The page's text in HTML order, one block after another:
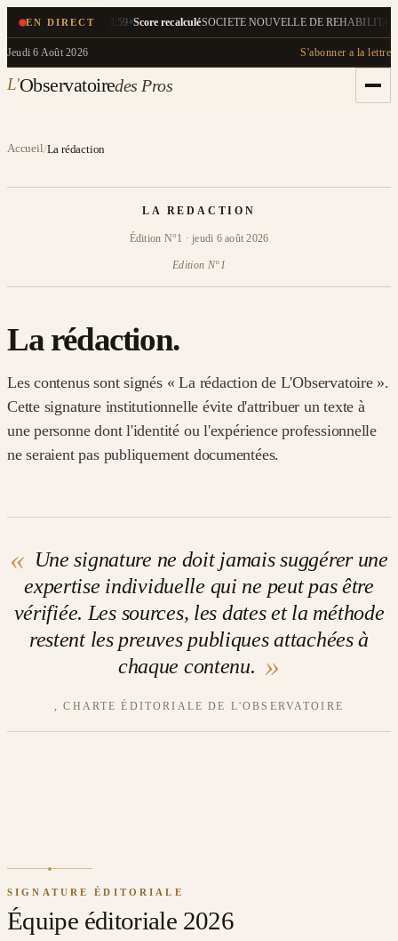
EN DIRECT
8.3/10 08:59 Score recalculé·SOCIETE NOUVELLE DE REHABILITATION
Jeudi 6 Août 2026 S'abonner a la lettre
L'Observatoiredes Pros
Accueil/La rédaction
LA REDACTION
Édition N°1 · jeudi 6 août 2026
Edition N°1
La rédaction.
Les contenus sont signés « La rédaction de L'Observatoire ».
Cette signature institutionnelle évite d'attribuer un texte à
une personne dont l'identité ou l'expérience professionnelle
ne seraient pas publiquement documentées.
« Une signature ne doit jamais suggérer une
expertise individuelle qui ne peut pas être
vérifiée. Les sources, les dates et la méthode
restent les preuves publiques attachées à
chaque contenu. »
, CHARTE ÉDITORIALE DE L'OBSERVATOIRE
SIGNATURE ÉDITORIALE
Équipe éditoriale 2026